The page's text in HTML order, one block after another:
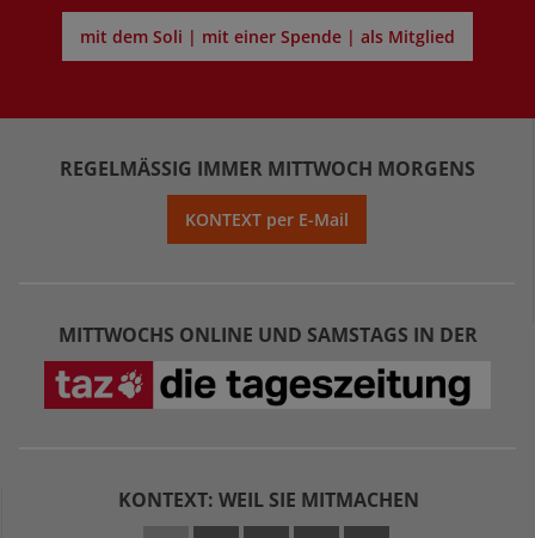
mit dem Soli | mit einer Spende | als Mitglied
REGELMÄSSIG IMMER MITTWOCH MORGENS
KONTEXT per E-Mail
MITTWOCHS ONLINE UND SAMSTAGS IN DER
KONTEXT: WEIL SIE MITMACHEN